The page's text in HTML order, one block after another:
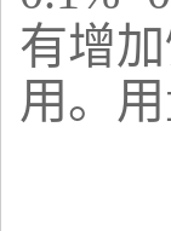
有增
用。